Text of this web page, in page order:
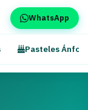
WhatsApp
Pasteles Ánfora